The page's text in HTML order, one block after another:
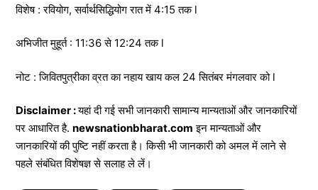
विशेष : रवियोग, सर्वार्थसिद्धियोग रात में 4:15 तक l
अभिजीत मुहूर्त : 11:36 से 12:24 तक l
नोट : जिवितपुत्रीका व्रत का नहाय खाय कल 24 सितंबर मंगलवार को l
Disclaimer :यहां दी गई सभी जानकारी सामान्य मान्यताओं और जानकारियों
पर आधारित है. newsnationbharat.com इन मान्यताओं और
जानकारियों की पुष्टि नहीं करता है। किसी भी जानकारी को अमल में लाने से
पहले संबंधित विशेषज्ञ से सलाह ले लें।